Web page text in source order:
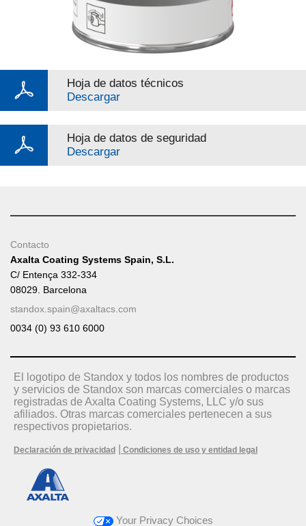
Hoja de datos técnicos
Descargar
Hoja de datos de seguridad
Descargar
Contacto
Axalta Coating Systems Spain, S.L.
C/ Entença 332-334
08029. Barcelona
standox.spain@axaltacs.com
0034 (0) 93 610 6000
El logotipo de Standox y todos los nombres de productos
y servicios de Standox son marcas comerciales o marcas
registradas de Axalta Coating Systems, LLC y/o sus
afiliados. Otras marcas comerciales pertenecen a sus
respectivos propietarios.
Declaración de privacidad Condiciones de uso y entidad legal
Your Privacy Choices